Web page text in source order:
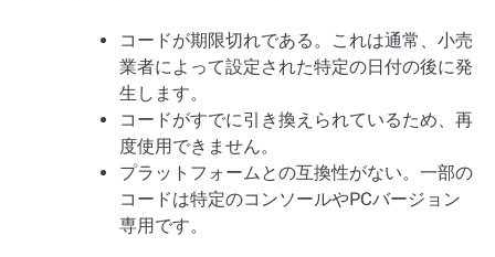
コードが期限切れである。これは通常、小売
業者によって設定された特定の日付の後に発
生します。
コードがすでに引き換えられているため、再
度使用できません。
プラットフォームとの互換性がない。一部の
コードは特定のコンソールやPCバージョン
専用です。